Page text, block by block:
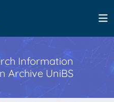
Information
Archive UniBS